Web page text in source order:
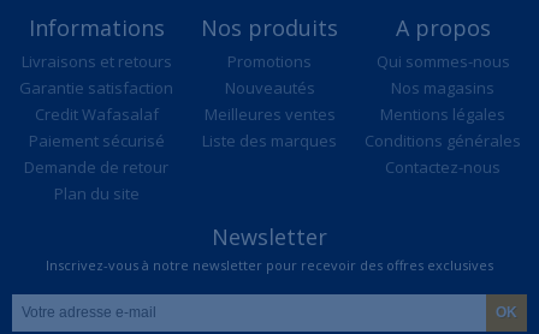
Informations
Livraisons et retours
Garantie satisfaction
Credit Wafasalaf
Paiement sécurisé
Demande de retour
Plan du site
Nos produits
Promotions
Nouveautés
Meilleures ventes
Liste des marques
A propos
Qui sommes-nous
Nos magasins
Mentions légales
Conditions générales
Contactez-nous
Newsletter
Inscrivez-vous à notre newsletter pour recevoir des offres exclusives